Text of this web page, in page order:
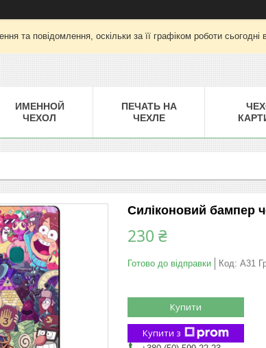
та повідомлення, оскільки за її графіком роботи
ИМЕННОЙ
ЧЕХОЛ
ПЕЧАТЬ НА
ЧЕХЛЕ
Силіконовий бампер
230 ₴
Готово до відправки Код: A31
Купити
Купити з